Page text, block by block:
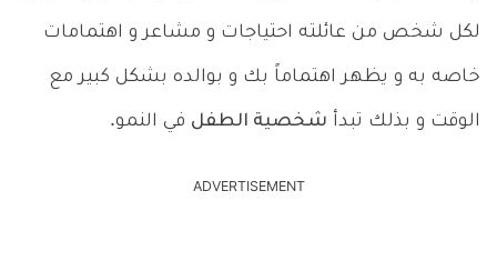
لكل شخص من عائلته احتياجات و مشاعر و اهتمامات
خاصه به و يظهر اهتماماً بك و بوالده بشكل كبير مع
الوقت و بذلك تبدأ شخصية الطفل في النمو.
ADVERTISEMENT